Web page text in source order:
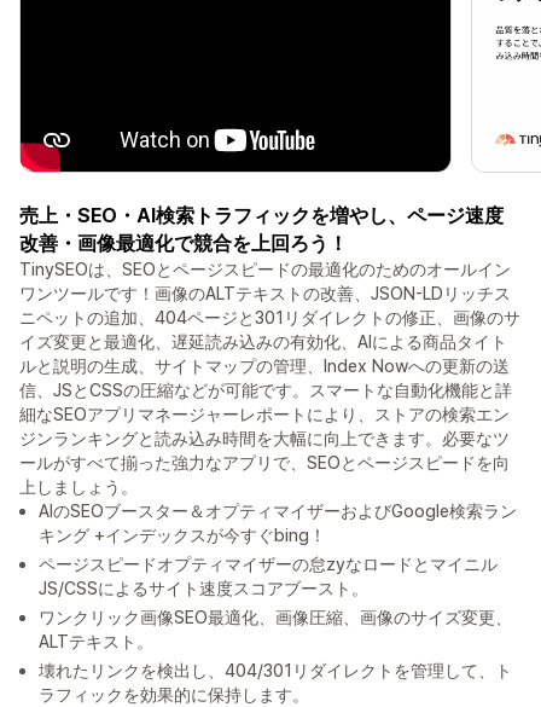
売上・SEO・AI検索トラフィックを増やし、ページ速度
改善・画像最適化で競合を上回ろう！
TinySEOは、SEOとページスピードの最適化のためのオールイン
ワンツールです！画像のALTテキストの改善、JSON-LDリッチス
ニペットの追加、404ページと301リダイレクトの修正、画像のサ
イズ変更と最適化、遅延読み込みの有効化、AIによる商品タイト
ルと説明の生成、サイトマップの管理、Index Nowへの更新の送
信、JSとCSSの圧縮などが可能です。スマートな自動化機能と詳
細なSEOアプリマネージャーレポートにより、ストアの検索エン
ジンランキングと読み込み時間を大幅に向上できます。必要なツ
ールがすべて揃った強力なアプリで、SEOとページスピードを向
上しましょう。
AIのSEOブースター＆オプティマイザーおよびGoogle検索ラン
キング +インデックスが今すぐbing！
ページスピードオプティマイザーの怠zyなロードとマイニル
JS/CSSによるサイト速度スコアブースト。
ワンクリック画像SEO最適化、画像圧縮、画像のサイズ変更、
ALTテキスト。
壊れたリンクを検出し、404/301リダイレクトを管理して、ト
ラフィックを効果的に保持します。